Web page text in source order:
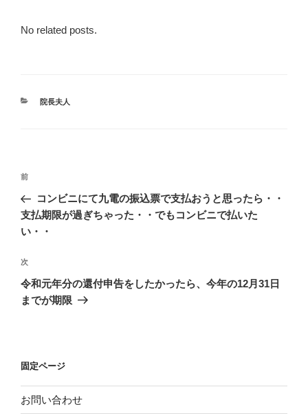
No related posts.
カ
院長夫人
投
ナ
ビ
ー
シ
ョ
前
の
投
稿
前
コンビニにて九電の振込票で支払おうと思ったら・・
支払期限が過ぎちゃった・・でもコンビニで払いた
い・・
次
の
投
次
令和元年分の還付申告をしたかったら、今年の12月31日
までが期限
固定ページ
お問い合わせ